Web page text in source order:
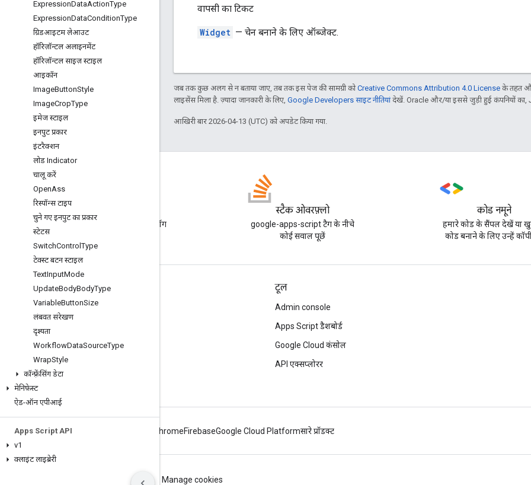
ExpressionDataActionType
ExpressionDataConditionType
ग्रिडआइटम लेआउट
हॉरिज़ॉन्टल अलाइनमेंट
हॉरिज़ॉन्टल साइज़ स्टाइल
आइकॉन
ImageButtonStyle
ImageCropType
इमेज स्टाइल
इनपुट प्रकार
इंटरैक्शन
लोड Indicator
चालू करें
OpenAss
रिस्पॉन्स टाइप
चुने गए इनपुट का प्रकार
स्टेटस
SwitchControlType
टेक्स्ट बटन स्टाइल
TextInputMode
UpdateBodyBodyType
VariableButtonSize
लंबवत संरेखण
दृश्यता
WorkflowDataSourceType
WrapStyle
कॉन्फ़्रेंसिंग डेटा
मेनिफ़ेस्ट
ऐड-ऑन एपीआई
Apps Script API
v1
क्लाइंट लाइब्रेरी
वापसी का टिकट
Widget — चेन बनाने के लिए ऑब्जेक्ट.
जब तक कुछ अलग से न बताया जाए, तब तक इस पेज की सामग्री कोCreative Commons Attribution 4.0 License के तहत
लाइसेंस मिला है. ज़्यादा जानकारी के लिए, Google Developers साइट नीतियांदेखें. Oracle और/या इससे जुड़ी हुई कंपनियों का,
आखिरी बार 2026-04-13 (UTC) को अपडेट किया गया.
Google Workspace डेवलपर ब्लॉग
स्टैक ओवरफ़्लो
google-apps-script टैग के नीचे
कोई सवाल पूछें
कोड नमूने
हमारे कोड के सैंपल देखें या
कोड बनाने के लिए उन्हें
डेवलपर के लिए Google Workspace
प्लैटफ़ॉर्म की खास जानकारी
रिलीज़ टिप्पणियां
डेवलपर सहायता
सेवा की शर्तों
टूल
Admin console
Apps Script डैशबोर्ड
Google Cloud कंसोल
API एक्सप्लोरर
ChromeFirebaseGoogle Cloud Platformसारे प्रॉडक्ट
ICP证合字B2-20070004号 Manage cookies